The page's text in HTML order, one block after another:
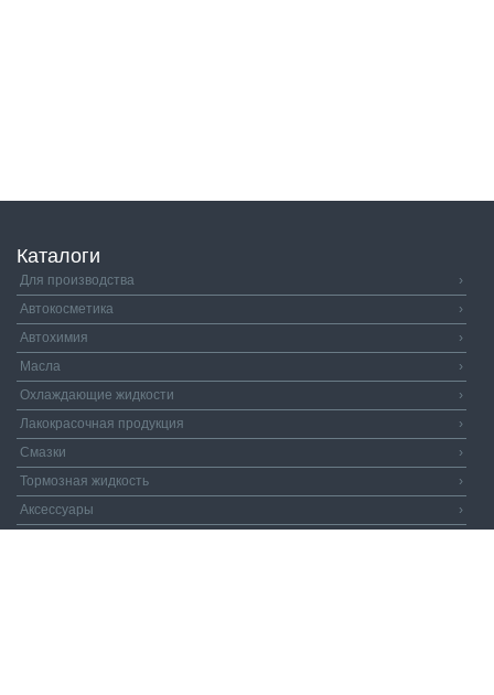
Каталоги
Для производства
›
Автокосметика
›
Автохимия
›
Масла
›
Охлаждающие жидкости
›
Лакокрасочная продукция
›
Смазки
›
Тормозная жидкость
›
Аксессуары
›